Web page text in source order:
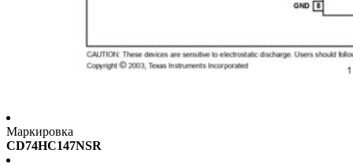
Маркировка
CD74HC147NSR